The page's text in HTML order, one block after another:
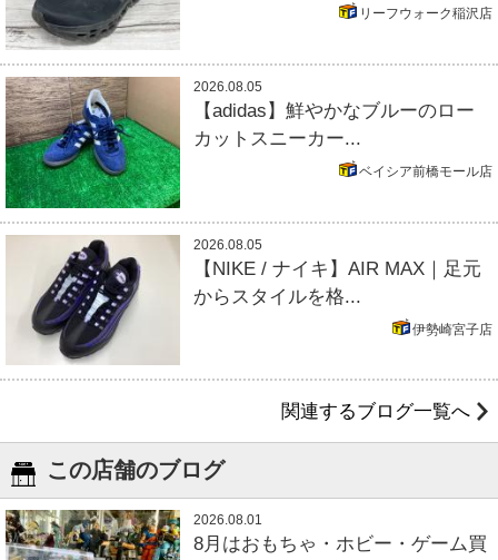
リーフウォーク稲沢店
2026.08.05
【adidas】鮮やかなブルーのロー
カットスニーカー...
ベイシア前橋モール店
2026.08.05
【NIKE / ナイキ】AIR MAX｜足元
からスタイルを格...
伊勢崎宮子店
関連するブログ一覧へ
この店舗のブログ
2026.08.01
8月はおもちゃ・ホビー・ゲーム買